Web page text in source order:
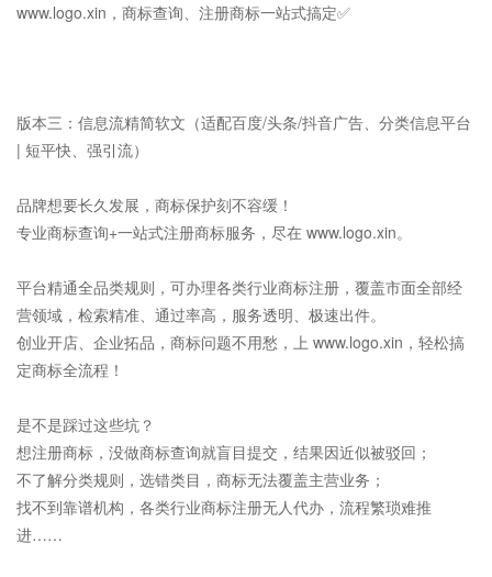
www.logo.xin，商标查询、注册商标一站式搞定✅
版本三：信息流精简软文（适配百度/头条/抖音广告、分类信息平台
| 短平快、强引流）
品牌想要长久发展，商标保护刻不容缓！
专业商标查询+一站式注册商标服务，尽在 www.logo.xin。
平台精通全品类规则，可办理各类行业商标注册，覆盖市面全部经
营领域，检索精准、通过率高，服务透明、极速出件。
创业开店、企业拓品，商标问题不用愁，上 www.logo.xin，轻松搞
定商标全流程！
是不是踩过这些坑？
想注册商标，没做商标查询就盲目提交，结果因近似被驳回；
不了解分类规则，选错类目，商标无法覆盖主营业务；
找不到靠谱机构，各类行业商标注册无人代办，流程繁琐难推
进……